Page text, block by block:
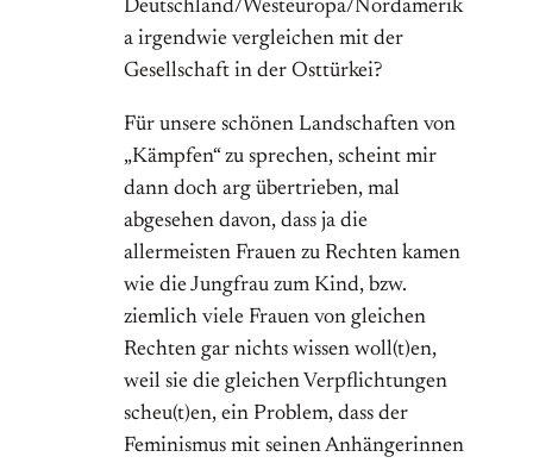
Deutschland/Westeuropa/Nordamerik
a irgendwie vergleichen mit der
Gesellschaft in der Osttürkei?
Für unsere schönen Landschaften von
„Kämpfen“ zu sprechen, scheint mir
dann doch arg übertrieben, mal
abgesehen davon, dass ja die
allermeisten Frauen zu Rechten kamen
wie die Jungfrau zum Kind, bzw.
ziemlich viele Frauen von gleichen
Rechten gar nichts wissen woll(t)en,
weil sie die gleichen Verpflichtungen
scheu(t)en, ein Problem, dass der
Feminismus mit seinen Anhängerinnen